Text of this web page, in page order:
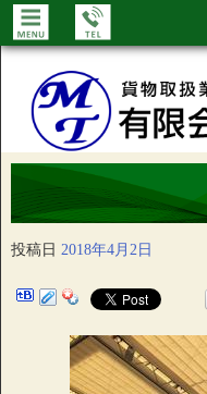
投稿日 2018年4月2日